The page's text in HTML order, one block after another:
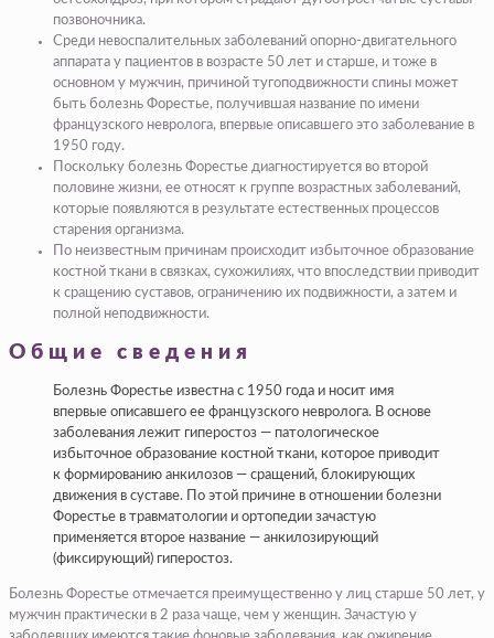
по­звоночника.
Среди невоспалительных заболеваний опорно-дви­гательного
аппарата у па­циентов в возрасте 50 лет и старше, и тоже в
основном у мужчин, причиной тугоподвижности спины может
быть болезнь Форестье, получившая название по имени
французского не­вролога, впервые описав­шего это заболевание в
1950 году.
Поскольку болезнь Фо­рестье диагностируется во второй
половине жизни, ее относят к группе возраст­ных заболеваний,
которые появляются в результате естественных процессов
старения организма.
По неизвестным причи­нам происходит избыточ­ное образование
костной ткани в связках, сухожили­ях, что впоследствии при­водит
к сращению суставов, ограничению их подвиж­ности, а затем и
полной не­подвижности.
Общие сведения
Болезнь Форестье известна с 1950 года и носит имя
впервые описавшего ее французского невролога. В основе
заболевания лежит гиперостоз — патологическое
избыточное образование костной ткани, которое приводит
к формированию анкилозов — сращений, блокирующих
движения в суставе. По этой причине в отношении болезни
Форестье в травматологии и ортопедии зачастую
применяется второе название — анкилозирующий
(фиксирующий) гиперостоз.
Болезнь Форестье отмечается преимущественно у лиц старше 50 лет, у
мужчин практически в 2 раза чаще, чем у женщин. Зачастую у